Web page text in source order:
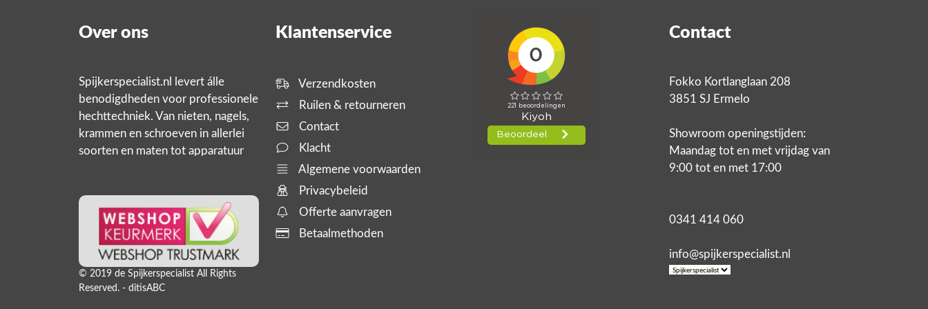
Over ons
Spijkerspecialist.nl levert álle
benodigdheden voor professionele
hechttechniek. Van nieten, nagels,
krammen en schroeven in allerlei
soorten en maten tot apparatuur
producten,
© 2019 de Spijkerspecialist All Rights
Reserved. - ditisABC
Klantenservice
Verzendkosten
Ruilen & retourneren
Contact
Klacht
Algemene voorwaarden
Privacybeleid
Offerte aanvragen
Betaalmethoden
Contact
Fokko Kortlanglaan 208
3851 SJ Ermelo
Showroom openingstijden:
Maandag tot en met vrijdag van
9:00 tot en met 17:00
0341 414 060
info@spijkerspecialist.nl